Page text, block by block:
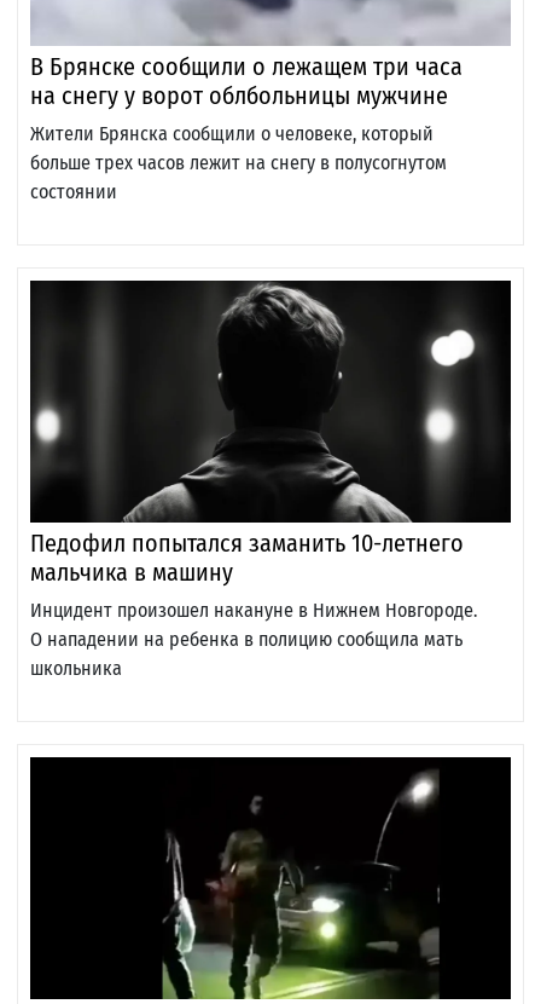
В Брянске сообщили о лежащем три часа
на снегу у ворот облбольницы мужчине
Жители Брянска сообщили о человеке, который
больше трех часов лежит на снегу в полусогнутом
состоянии
Педофил попытался заманить 10-летнего
мальчика в машину
Инцидент произошел накануне в Нижнем Новгороде.
О нападении на ребенка в полицию сообщила мать
школьника